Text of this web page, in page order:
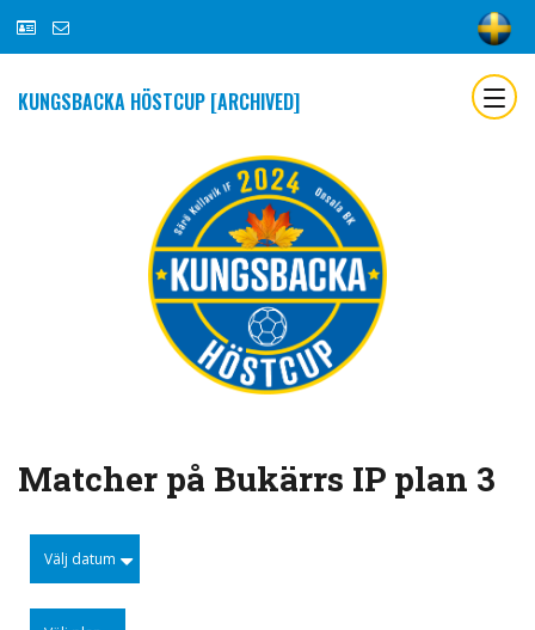
KUNGSBACKA HÖSTCUP [ARCHIVED]
Matcher på Bukärrs IP plan 3
Välj datum